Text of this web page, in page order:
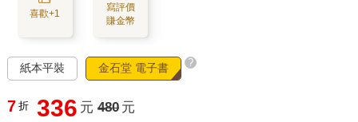
喜歡+1
寫評價
賺金幣
紙本平裝 金石堂 電子書 ?
7 折 336 元 480 元